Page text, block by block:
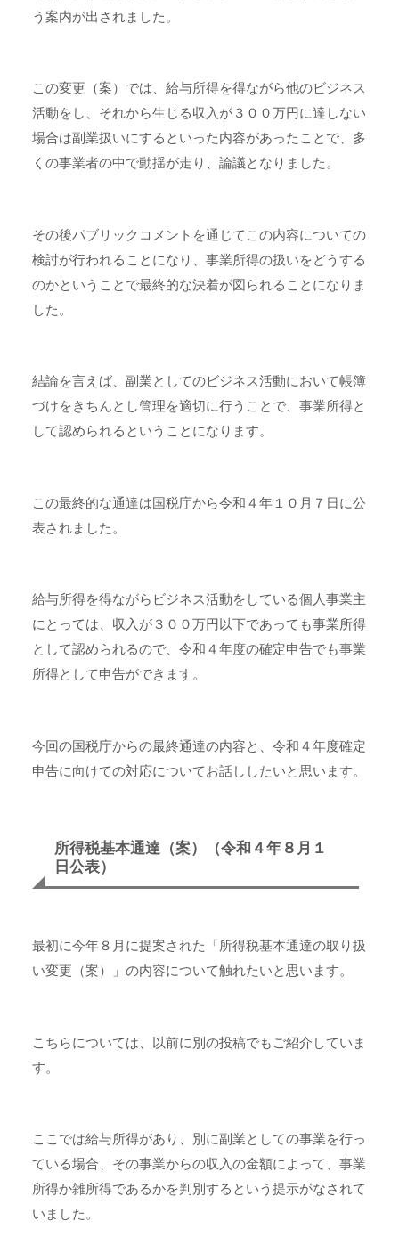
う案内が出されました。
この変更（案）では、給与所得を得ながら他のビジネス
活動をし、それから生じる収入が３００万円に達しない
場合は副業扱いにするといった内容があったことで、多
くの事業者の中で動揺が走り、論議となりました。
その後パブリックコメントを通じてこの内容についての
検討が行われることになり、事業所得の扱いをどうする
のかということで最終的な決着が図られることになりま
した。
結論を言えば、副業としてのビジネス活動において帳簿
づけをきちんとし管理を適切に行うことで、事業所得と
して認められるということになります。
この最終的な通達は国税庁から令和４年１０月７日に公
表されました。
給与所得を得ながらビジネス活動をしている個人事業主
にとっては、収入が３００万円以下であっても事業所得
として認められるので、令和４年度の確定申告でも事業
所得として申告ができます。
今回の国税庁からの最終通達の内容と、令和４年度確定
申告に向けての対応についてお話ししたいと思います。
所得税基本通達（案）（令和４年８月１
日公表）
最初に今年８月に提案された「所得税基本通達の取り扱
い変更（案）」の内容について触れたいと思います。
こちらについては、以前に別の投稿でもご紹介していま
す。
ここでは給与所得があり、別に副業としての事業を行っ
ている場合、その事業からの収入の金額によって、事業
所得か雑所得であるかを判別するという提示がなされて
いました。